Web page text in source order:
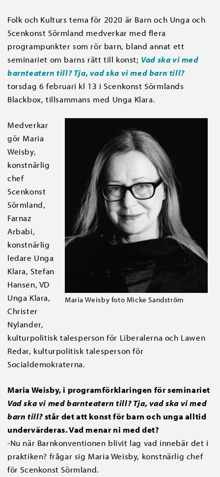
Folk och Kulturs tema för 2020 är Barn och Unga och
Scenkonst Sörmland medverkar med flera
programpunkter som rör barn, bland annat ett
seminariet om barns rätt till konst; Vad ska vi med
barnteatern till? Tja, vad ska vi med barn till?
torsdag 6 februari kl 13 i Scenkonst Sörmlands
Blackbox, tillsammans med Unga Klara.
Maria Weisby foto Micke Sandström
Medverkar
gör Maria
Weisby,
konstnärlig
chef
Scenkonst
Sörmland,
Farnaz
Arbabi,
konstnärlig
ledare Unga
Klara, Stefan
Hansen, VD
Unga Klara,
Christer
Nylander,
kulturpolitisk talesperson för Liberalerna och Lawen
Redar, kulturpolitisk talesperson för
Socialdemokraterna.
Maria Weisby, i programförklaringen för seminariet
Vad ska vi med barnteatern till? Tja, vad ska vi med
barn till?står det att konst för barn och unga alltid
undervärderas. Vad menar ni med det?
-Nu när Barnkonventionen blivit lag vad innebär det i
praktiken? frågar sig Maria Weisby, konstnärlig chef
för Scenkonst Sörmland.